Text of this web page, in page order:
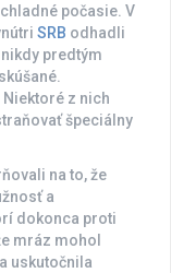
počasie. V
SRB odhadli
predtým
z nich
špeciálny
na to, že
a
dokonca proti
mráz mohol
uskutočnila